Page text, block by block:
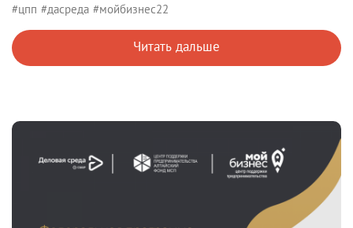
#цпп #дасреда #мойбизнес22
Читать дальше